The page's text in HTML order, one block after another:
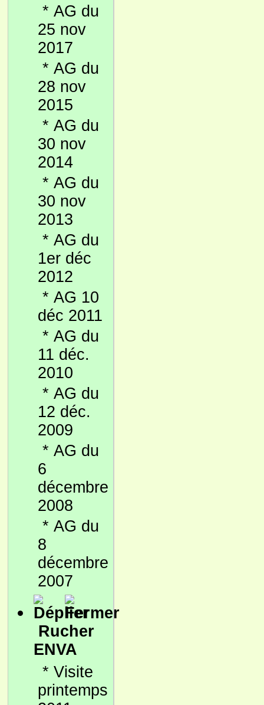
* AG du
25 nov
2017
* AG du
28 nov
2015
* AG du
30 nov
2014
* AG du
30 nov
2013
* AG du
1er déc
2012
* AG 10
déc 2011
* AG du
11 déc.
2010
* AG du
12 déc.
2009
* AG du
6
décembre
2008
* AG du
8
décembre
2007
Rucher
ENVA
* Visite
printemps